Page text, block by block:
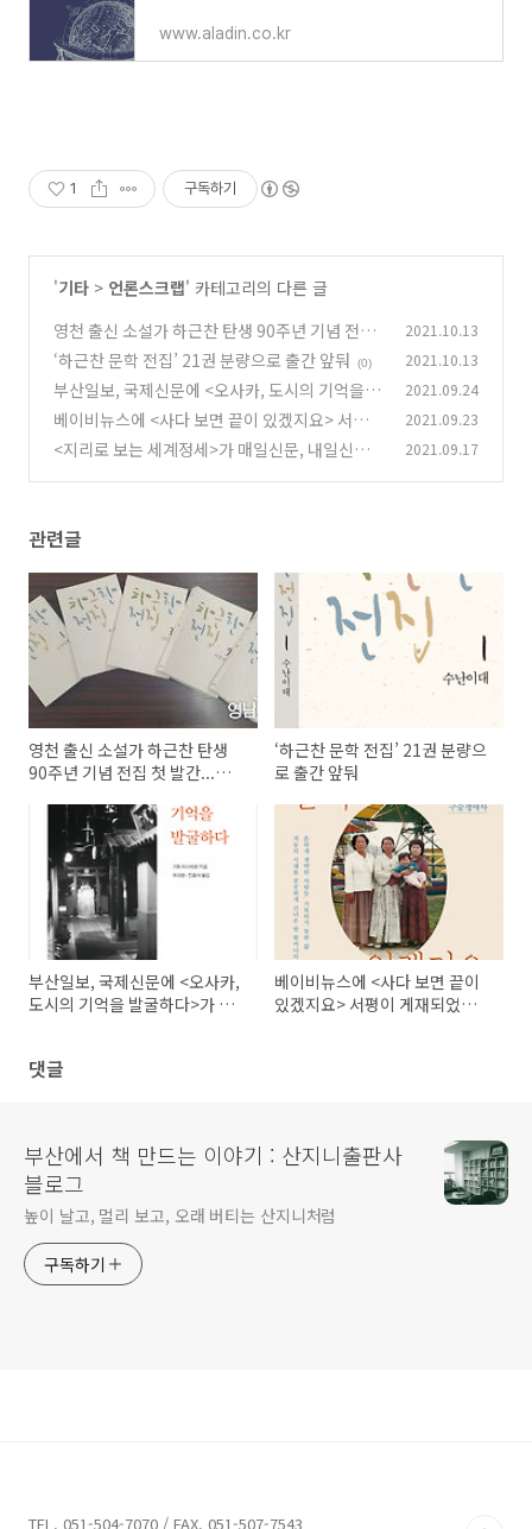
www.aladin.co.kr
1 구독하기
'기타 > 언론스크랩' 카테고리의 다른 글
영천 출신 소설가 하근찬 탄생 90주년 기념 전집
첫 발간...관련 행사 펼쳐져 (0)
2021.10.13
‘하근찬 문학 전집’ 21권 분량으로 출간 앞둬 (0) 2021.10.13
부산일보, 국제신문에 <오사카, 도시의 기억을 발
굴하다>가 소개되었습니다
(0)
2021.09.24
베이비뉴스에 <사다 보면 끝이 있겠지요> 서평이
게재되었습니다
(0)
2021.09.23
<지리로 보는 세계정세>가 매일신문, 내일신문,
2021.09.17
관련글
영천 출신 소설가 하근찬 탄생
90주년 기념 전집 첫 발간...관련
‘하근찬 문학 전집’ 21권 분량으
로 출간 앞둬
부산일보, 국제신문에 <오사카,
도시의 기억을 발굴하다>가 소
베이비뉴스에 <사다 보면 끝이
있겠지요> 서평이 게재되었습니
댓글
부산에서 책 만드는 이야기 : 산지니출판사
블로그
높이 날고, 멀리 보고, 오래 버티는 산지니처럼
구독하기
TEL. 051-504-7070 / FAX. 051-507-7543